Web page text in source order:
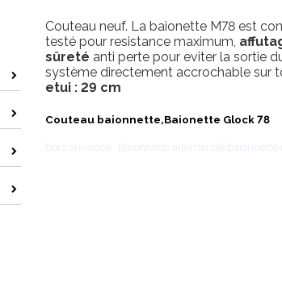
Couteau neuf. La baionette M78 est
testé pour resistance maximum,
sûreté anti perte pour eviter la sortie
système directement accrochable sur
etui : 29 cm
Couteau baionnette,Baionette Glock 78